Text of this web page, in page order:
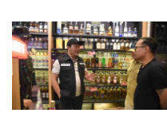
Evaluasi Secara Menyeluruh